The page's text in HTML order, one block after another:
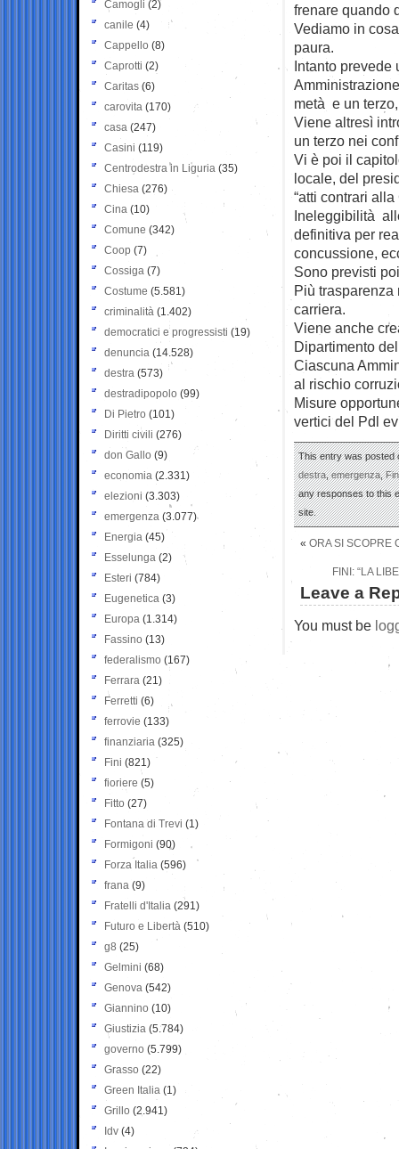
frenare quando
Vediamo in
paura.
Intanto prevede
metà e un
Viene altresì
un terzo nei
Vi è poi il
locale, del
“atti contrari
Ineleggibilità
definitiva per
concussione,
Sono previsti
Più
carriera.
Viene anche
Dipartimento
Ciascuna
al rischio
Misure
vertici del Pdl
This entry was posted
destra,emergenza,
any responses to this
site.
« ORA SI SCOPRE
FINI: “LA
Leave a
You must be
Camogli (2)
canile (4)
Cappello (8)
Caprotti (2)
Caritas (6)
carovita (170)
casa (247)
Casini (119)
Centrodestra in Liguria (35)
Chiesa (276)
Cina (10)
Comune (342)
Coop (7)
Cossiga (7)
Costume (5.581)
criminalità (1.402)
democratici e progressisti (19)
denuncia (14.528)
destra (573)
destradipopolo (99)
Di Pietro (101)
Diritti civili (276)
don Gallo (9)
economia (2.331)
elezioni (3.303)
emergenza (3.077)
Energia (45)
Esselunga (2)
Esteri (784)
Eugenetica (3)
Europa (1.314)
Fassino (13)
federalismo (167)
Ferrara (21)
Ferretti (6)
ferrovie (133)
finanziaria (325)
Fini (821)
fioriere (5)
Fitto (27)
Fontana di Trevi (1)
Formigoni (90)
Forza Italia (596)
frana (9)
Fratelli d'Italia (291)
Futuro e Libertà (510)
g8 (25)
Gelmini (68)
Genova (542)
Giannino (10)
Giustizia (5.784)
governo (5.799)
Grasso (22)
Green Italia (1)
Grillo (2.941)
Idv (4)